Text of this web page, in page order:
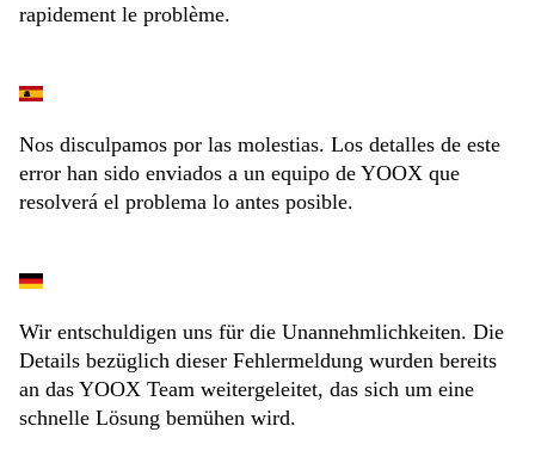
rapidement le problème.
Nos disculpamos por las molestias. Los detalles de este
error han sido enviados a un equipo de YOOX que
resolverá el problema lo antes posible.
Wir entschuldigen uns für die Unannehmlichkeiten. Die
Details bezüglich dieser Fehlermeldung wurden bereits
an das YOOX Team weitergeleitet, das sich um eine
schnelle Lösung bemühen wird.